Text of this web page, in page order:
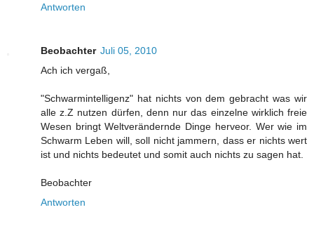
Antworten
Beobachter Juli 05, 2010
Ach ich vergaß,
"Schwarmintelligenz" hat nichts von dem gebracht was wir
alle z.Z nutzen dürfen, denn nur das einzelne wirklich freie
Wesen bringt Weltverändernde Dinge herveor. Wer wie im
Schwarm Leben will, soll nicht jammern, dass er nichts wert
ist und nichts bedeutet und somit auch nichts zu sagen hat.
Beobachter
Antworten